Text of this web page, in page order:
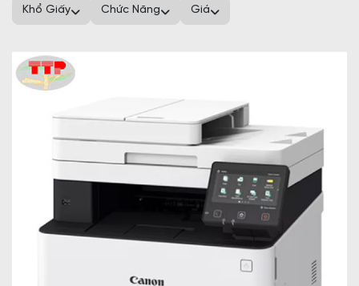
Khổ Giấy Chức Năng Giá